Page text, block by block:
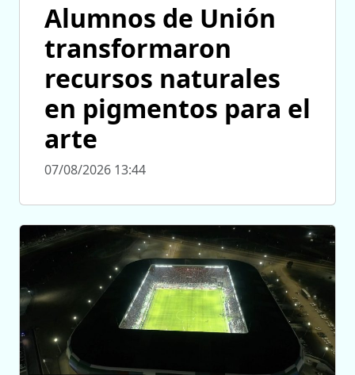
Alumnos de Unión
transformaron
recursos naturales
en pigmentos para el
arte
07/08/2026 13:44